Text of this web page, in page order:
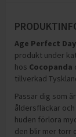
Age Perfect
produkt under
hos Cocopanda
tillverkad
Passar dig som
åldersfläckar
huden förlora
den blir mer torr